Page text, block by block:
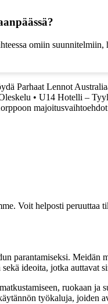
omiin
Parhaat Lennot
• U14 Hotelli –
majoitusvaihtoehdot
Voit helposti peruuttaa
parantamiseksi.
ideoita, jotka auttavat
ruokaan ja
työkaluja, joiden